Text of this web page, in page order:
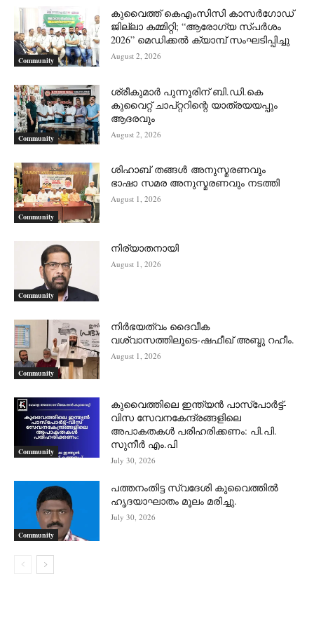
Community
കുവൈത്ത് കെഎംസിസി കാസർഗോഡ്
ജില്ലാ കമ്മിറ്റി; “ആരോഗ്യ സ്പർശം
2026” മെഡിക്കൽ ക്യാമ്പ് സംഘടിപ്പിച്ചു
August 2, 2026
Community
ശ്രീകുമാർ പുന്നൂരിന് ബി.ഡി.കെ
കുവൈറ്റ് ചാപ്റ്ററിന്റെ യാത്രയയപ്പും
ആദരവും
August 2, 2026
Community
ശിഹാബ് തങ്ങൾ അനുസ്മരണവും
ഭാഷാ സമര അനുസ്മരണവും നടത്തി
August 1, 2026
Community
നിര്യാതനായി
August 1, 2026
Community
നിർഭയത്വം ദൈവീക
വശ്വാസത്തിലൂടെ-ഷഫീഖ് അബ്ദു റഹീം.
August 1, 2026
Community
കുവൈത്തിലെ ഇന്ത്യൻ പാസ്‌പോർട്ട്-
വിസ സേവനകേന്ദ്രങ്ങളിലെ
അപാകതകൾ പരിഹരിക്കണം: പി.പി.
സുനീർ എം.പി
July 30, 2026
Community
പത്തനംതിട്ട സ്വദേശി കുവൈത്തിൽ
ഹൃദയാഘാതം മൂലം മരിച്ചു.
July 30, 2026